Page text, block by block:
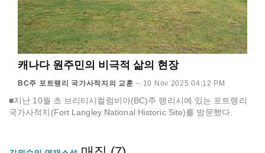
캐나다 원주민의 비극적 삶의 현장
BC주 포트랭리 국가사적지의 교훈 -- 10 Nov 2025 04:12 PM
■지난 10월 초 브리티시컬럼비아(BC)주 랭리시에 있는 포트랭리
국가사적지(Fort Langley National Historic Site)를 방문했다.